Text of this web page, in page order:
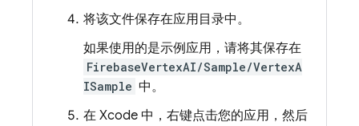
将该文件保存在应用目录中。
如果使用的是示例应用，请将其保存在
FirebaseVertexAI/Sample/VertexA
ISample 中。
在 Xcode 中，右键点击您的应用，然后